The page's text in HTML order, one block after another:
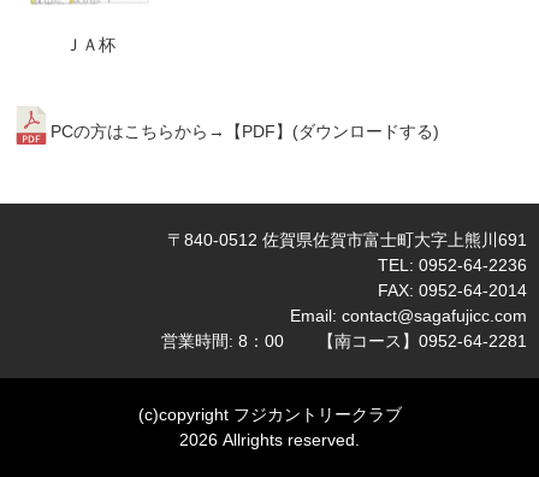
ＪＡ杯
PCの方はこちらから→【PDF】(ダウンロードする)
〒840-0512 佐賀県佐賀市富士町大字上熊川691
TEL: 0952-64-2236
FAX: 0952-64-2014
Email: contact@sagafujicc.com
営業時間: 8：00 【南コース】0952-64-2281
(c)copyright フジカントリークラブ
2026 Allrights reserved.